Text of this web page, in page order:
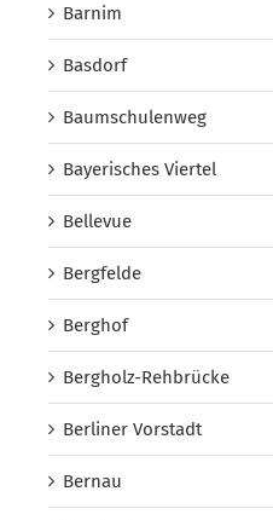
Barnim
Basdorf
Baumschulenweg
Bayerisches Viertel
Bellevue
Bergfelde
Berghof
Bergholz-Rehbrücke
Berliner Vorstadt
Bernau